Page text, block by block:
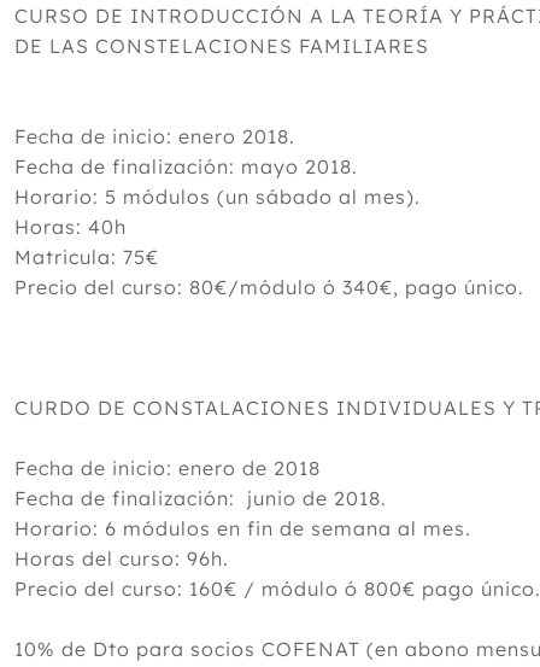
CURSO DE INTRODUCCIÓN A LA TEORÍA Y
DE LAS CONSTELACIONES FAMILIARES
Fecha de inicio: enero 2018.
Fecha de finalización: mayo 2018.
Horario: 5 módulos (un sábado al mes).
Horas: 40h
Matricula: 75€
Precio del curso: 80€/módulo ó 340€, pago único.
CURDO DE CONSTALACIONES INDIVIDUALES Y
Fecha de inicio: enero de 2018
Fecha de finalización: junio de 2018.
Horario: 6 módulos en fin de semana al mes.
Horas del curso: 96h.
Precio del curso: 160€ / módulo ó 800€ pago único.
10% de Dto para socios COFENAT (en abono